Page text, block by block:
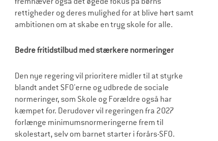
rettigheder og deres mulighed for at blive hørt samt
ambitionen om at skabe en tryg skole for alle.
Bedre fritidstilbud med stærkere normeringer
Den nye regering vil prioritere midler til at styrke
blandt andet SFO'erne og udbrede de sociale
normeringer, som Skole og Forældre også har
kæmpet for. Derudover vil regeringen fra 2027
forlænge minimumsnormeringerne frem til
skolestart, selv om barnet starter i forårs-SFO.